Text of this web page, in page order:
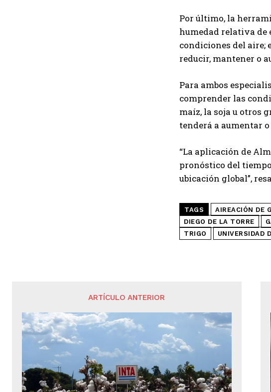
Por último, la
humedad relativa de
condiciones del aire;
reducir, mantener o
Para ambos
comprender las
maíz, la soja u otros
tenderá a aumentar
“La aplicación de
pronóstico del
ubicación global”,
TAGS AIREACIÓN DE
DIEGO DE LA TORRE
TRIGO
UNIVERSIDAD
ARTÍCULO ANTERIOR